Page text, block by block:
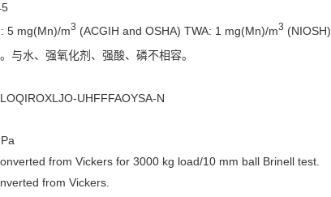
5 mg(Mn)/m3 (ACGIH and OSHA) TWA: 1 mg(Mn)/m3 (NIOSH).
与水、强氧化剂、强酸、磷不相容。
UHFFFAOYSA-N
from Vickers for 3000 kg load/10 mm ball Brinell test.
from Vickers.